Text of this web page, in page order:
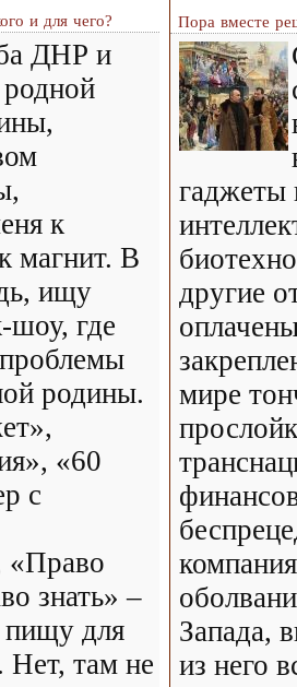
и для чего?
ДНР и
к
магнит. В
ищу
шоу, где
родины.
«60
с
«Право
знать» –
для
там не
Пора вместе
гаджеты
другие
мире
Запада,
из него